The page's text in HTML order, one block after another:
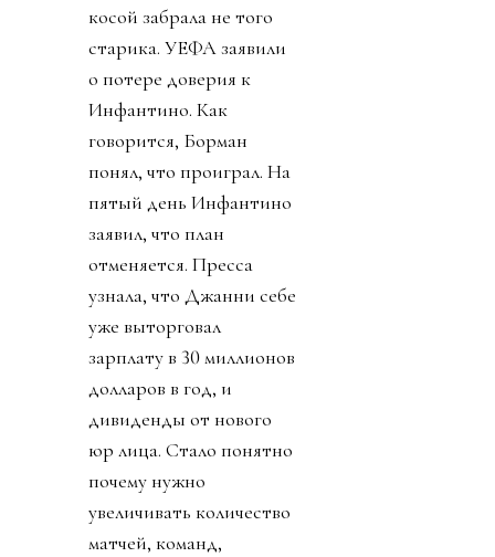
косой забрала не того
старика. УЕФА заявили
о потере доверия к
Инфантино. Как
говорится, Борман
понял, что проиграл. На
пятый день Инфантино
заявил, что план
отменяется. Пресса
узнала, что Джанни себе
уже выторговал
зарплату в 30 миллионов
долларов в год, и
дивиденды от нового
юр лица. Стало понятно
почему нужно
увеличивать количество
матчей, команд,